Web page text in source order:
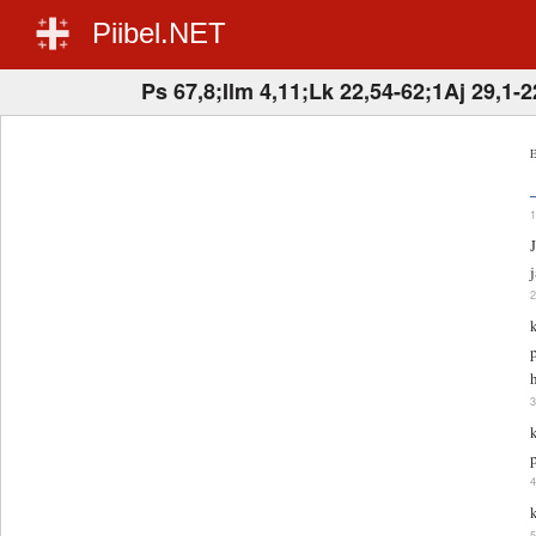
Piibel.NET
Ps 67,8;Ilm 4,11;Lk 22,54-62;1Aj 29,1-
1
2
3
4